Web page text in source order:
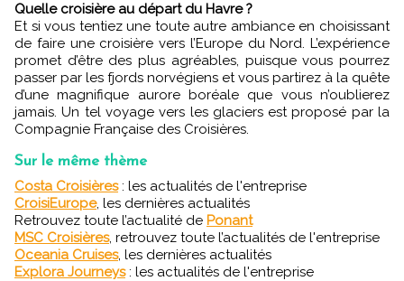
Quelle croisière au départ du Havre ?
Et si vous tentiez une toute autre ambiance en choisissant
de faire une croisière vers l’Europe du Nord. L’expérience
promet d’être des plus agréables, puisque vous pourrez
passer par les fjords norvégiens etvous partirez à la quête
d’une magnifique aurore boréale que vous n’oublierez
jamais. Un tel voyage vers les glaciers est proposé par la
Compagnie Française des Croisières.
Sur le même thème
Costa Croisières: les actualités de l'entreprise
CroisiEurope, les dernières actualités
Retrouvez toute l’actualité de Ponant
MSC Croisières, retrouvez toute l’actualités de l'entreprise
Oceania Cruises, les dernières actualités
Explora Journeys: les actualités de l'entreprise